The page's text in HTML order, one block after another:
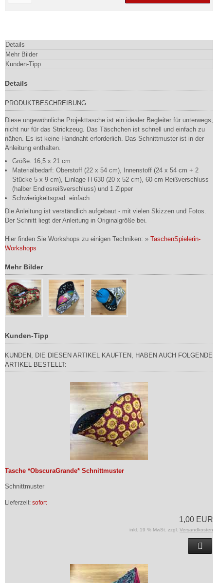
Details
Mehr Bilder
Kunden-Tipp
Details
PRODUKTBESCHREIBUNG
Diese ungewöhnliche Projekttasche ist ein idealer Begleiter für unterwegs,
nicht nur für das Strickzeug. Das Täschchen ist schnell und einfach zu
nähen. Es ist keine Handnaht erforderlich. Das Schnittmuster ist in der
Anleitung enthalten.
Größe: 16,5 x 21 cm
Materialbedarf: Oberstoff (22 x 54 cm), Innenstoff (24 x 54 cm + 2
Stücke 5 x 9 cm), Einlage H 630 (20 x 52 cm), 60 cm Reißverschluss
(halber Endlosreißverschluss) und 1 Zipper
Schwierigkeitsgrad: einfach
Die Anleitung ist verständlich aufgebaut - mit vielen Skizzen und Fotos.
Der Schnitt liegt der Anleitung in Originalgröße bei.
Hier finden Sie Workshops zu einigen Techniken: » TaschenSpielerin-
Workshops
Mehr Bilder
Kunden-Tipp
KUNDEN, DIE DIESEN ARTIKEL KAUFTEN, HABEN AUCH FOLGENDE
ARTIKEL BESTELLT:
Tasche *ObscuraGrande* Schnittmuster
Schnittmuster
Lieferzeit: sofort
1,00 EUR
inkl. 19 % MwSt. zzgl. Versandkosten